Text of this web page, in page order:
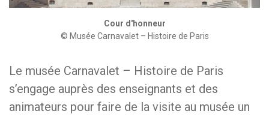
Cour d'honneur
© Musée Carnavalet – Histoire de Paris
Le musée Carnavalet – Histoire de Paris
s’engage auprès des enseignants et des
animateurs pour faire de la visite au musée un